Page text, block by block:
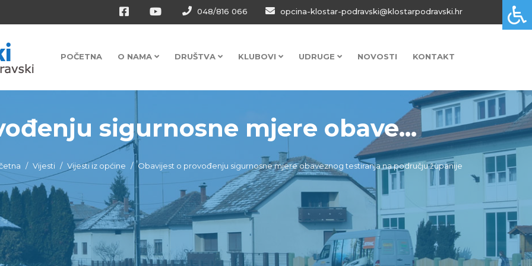
048/816 066 opcina-klostar-podravski@klostarpodravski.hr
POČETNA O NAMA DRUŠTVA KLUBOVI UDRUGE NOVOSTI KONTAKT
sigurnosne mjere obave...
Vijesti Vijesti iz općine Obavijest o provođenju sigurnosne mjere obaveznog testiranja na području županije